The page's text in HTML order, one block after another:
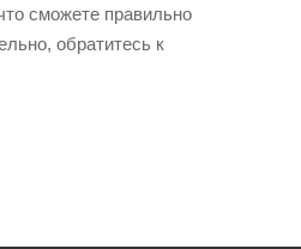
сможете правильно
обратитесь к